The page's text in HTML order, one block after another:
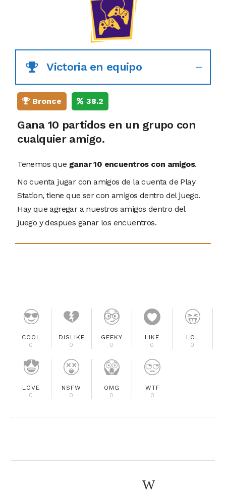
Victoria en equipo
Bronce 38.2
Gana 10 partidos en un grupo con
cualquier amigo.
Tenemos que ganar 10 encuentros con amigos.
No cuenta jugar con amigos de la cuenta de Play
Station, tiene que ser con amigos dentro del juego.
Hay que agregar a nuestros amigos dentro del
juego y despues ganar los encuentros.
COOL
0
DISLIKE
0
GEEKY
0
LIKE
0
LOL
0
LOVE
0
NSFW
0
OMG
0
WTF
0